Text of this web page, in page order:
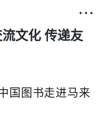

文化 传递友
国图书走进马来